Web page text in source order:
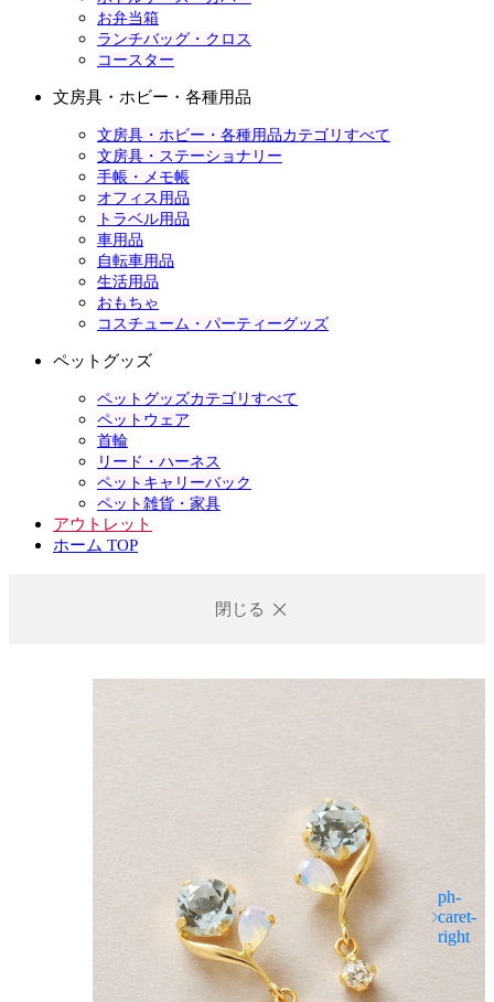
お弁当箱
ランチバッグ・クロス
コースター
文房具・ホビー・各種用品
文房具・ホビー・各種用品カテゴリすべて
文房具・ステーショナリー
手帳・メモ帳
オフィス用品
トラベル用品
車用品
自転車用品
生活用品
おもちゃ
コスチューム・パーティーグッズ
ペットグッズ
ペットグッズカテゴリすべて
ペットウェア
首輪
リード・ハーネス
ペットキャリーバック
ペット雑貨・家具
アウトレット
ホーム TOP
閉じる